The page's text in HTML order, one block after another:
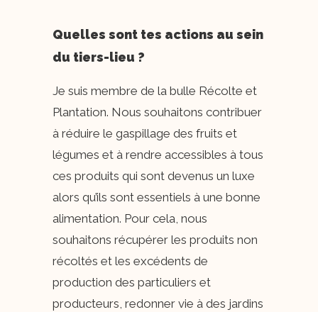
Quelles sont tes actions au sein
du tiers-lieu ?
Je suis membre de la bulle Récolte et
Plantation. Nous souhaitons contribuer
à réduire le gaspillage des fruits et
légumes et à rendre accessibles à tous
ces produits qui sont devenus un luxe
alors qu’ils sont essentiels à une bonne
alimentation. Pour cela, nous
souhaitons récupérer les produits non
récoltés et les excédents de
production des particuliers et
producteurs, redonner vie à des jardins